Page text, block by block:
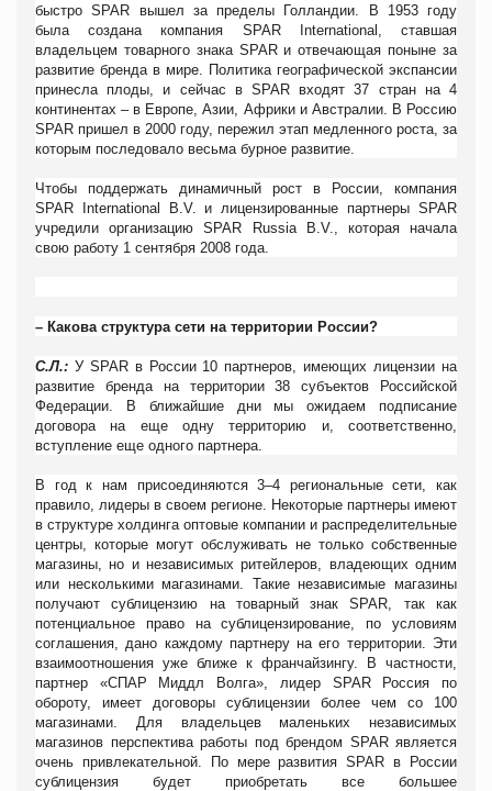
быстро SPAR вышел за пределы Голландии. В 1953 году
была создана компания SPAR International, ставшая
владельцем товарного знака SPAR и отвечающая поныне за
развитие бренда в мире. Политика географической экспансии
принесла плоды, и сейчас в SPAR входят 37 стран на 4
континентах – в Европе, Азии, Африки и Австралии. В Россию
SPAR пришел в 2000 году, пережил этап медленного роста, за
которым последовало весьма бурное развитие.
Чтобы поддержать динамичный рост в России, компания
SPAR International B.V. и лицензированные партнеры SPAR
учредили организацию SPAR Russia B.V., которая начала
свою работу 1 сентября 2008 года.
– Какова структура сети на территории России?
С.Л.: У SPAR в России 10 партнеров, имеющих лицензии на
развитие бренда на территории 38 субъектов Российской
Федерации. В ближайшие дни мы ожидаем подписание
договора на еще одну территорию и, соответственно,
вступление еще одного партнера.
В год к нам присоединяются 3–4 региональные сети, как
правило, лидеры в своем регионе. Некоторые партнеры имеют
в структуре холдинга оптовые компании и распределительные
центры, которые могут обслуживать не только собственные
магазины, но и независимых ритейлеров, владеющих одним
или несколькими магазинами. Такие независимые магазины
получают сублицензию на товарный знак
SPAR, так как
потенциальное право на сублицензирование, по условиям
соглашения, дано каждому партнеру на его территории. Эти
взаимоотношения уже ближе к франчайзингу. В частности,
партнер «СПАР Миддл Волга», лидер
SPAR
Россия по
обороту, имеет договоры сублицензии более чем со 100
магазинами. Для владельцев маленьких независимых
магазинов перспектива работы под брендом SPAR является
очень привлекательной. По мере развития SPAR в России
сублицензия будет приобретать все большее